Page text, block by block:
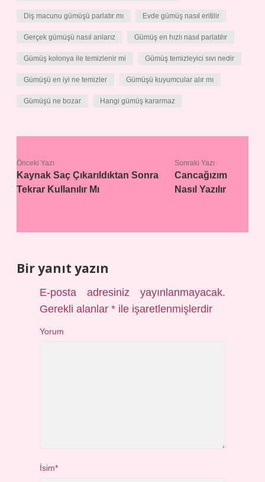
Diş macunu gümüşü parlatır mı Evde gümüş nasıl eritilir
Gerçek gümüşü nasıl anlarız Gümüş en hızlı nasıl parlatılır
Gümüş kolonya ile temizlenir mi Gümüş temizleyici sıvı nedir
Gümüşü en iyi ne temizler Gümüşü kuyumcular alır mı
Gümüşü ne bozar Hangi gümüş kararmaz
Önceki Yazı
Kaynak Saç Çıkarıldıktan Sonra
Tekrar Kullanılır Mı
Sonraki Yazı
Cancağızım
Nasıl Yazılır
Bir yanıt yazın
E-posta adresiniz yayınlanmayacak.
Gerekli alanlar* ile işaretlenmişlerdir
Yorum
İsim*